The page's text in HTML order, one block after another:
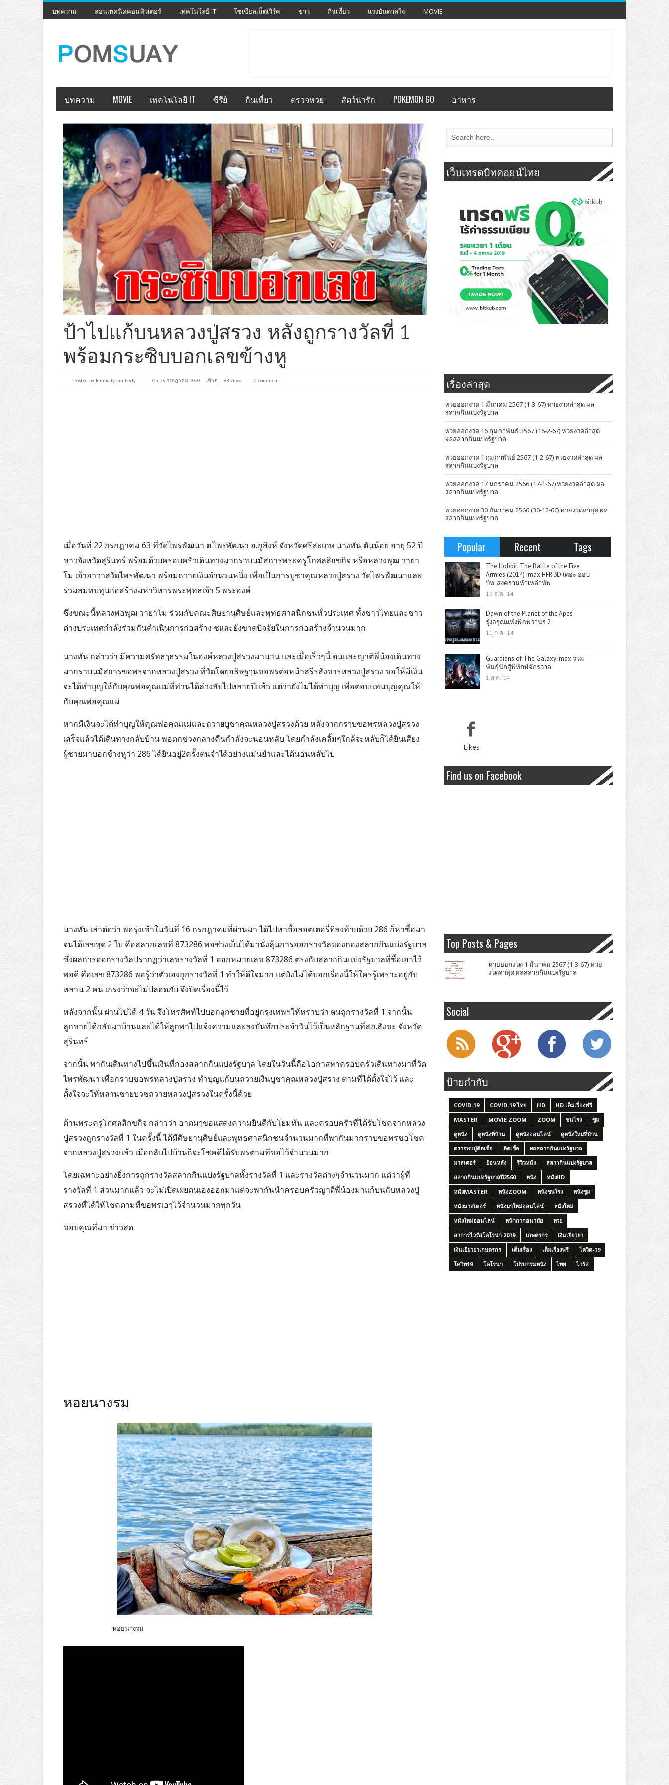
บทความ สอนเทคนิคคอมพิวเตอร์ เทคโนโลยี IT โซเชียลเน็ตเวิร์ค ข่าว กินเที่ยว แรงบันดาลใจ MOVIE
บทความ MOVIE เทคโนโลยี IT ซีรีย์ กินเที่ยว ตรวจหวย สัตว์น่ารัก POKEMON GO อาหาร
ป้าไปแก้บนหลวงปู่สรวง หลังถูกรางวัลที่ 1
พร้อมกระซิบบอกเลขข้างหู
Posted by kimberly kimberly On 23 กรกฎาคม 2020 เข้าดู 98 views 0 Comment
เมื่อวันที่ 22 กรกฎาคม 63 ที่วัดไพรพัฒนา ต.ไพรพัฒนา อ.ภูสิงห์ จังหวัดศรีสะเกษ นางทัน ตันน้อย อายุ 52 ปี
ชาวจังหวัดสุรินทร์ พร้อมด้วยครอบครัวเดินทางมากราบนมัสการพระครูโกศลสิกขกิจ หรือหลวงพุฒ วายา
โม เจ้าอาวาสวัดไพรพัฒนา พร้อมถวายเงินจำนวนหนึ่ง เพื่อเป็นการบูชาคุณหลวงปู่สรวง วัดไพรพัฒนาและ
ร่วมสมทบทุนก่อสร้างมหาวิหารพระพุทธเจ้า 5 พระองค์
ซึ่งขณะนี้หลวงพ่อพุฒ วายาโม ร่วมกับคณะศิษยานุศิษย์และพุทธศาสนิกชนทั่วประเทศ ทั้งชาวไทยและชาว
ต่างประเทศกำลังร่วมกันดำเนินการก่อสร้าง ชและยังขาดปัจจัยในการก่อสร้างจำนวนมาก
นางทัน กล่าวว่า มีความศรัทธๅธรรมในองค์หลวงปู่สรวงมานาน และเมื่อเร็วๆนี้ ตนและญาติพี่น้องเดินทาง
มากราบนมัสการขอพรจากหลวงปู่สรวง ที่วัดโดยอธิษฐๅนขอพรต่อหน้าสรีรสังขารหลวงปู่สรวง ขอให้มีเงิน
จะได้ทำบุญให้กับคุณพ่อคุณเเม่ที่ท่านได้ล่วงลับไปหลายปีแล้ว เเต่ว่ายังไม่ได้ทำบุญ เพื่อตอบแทนบุญคุณให้
กับคุณพ่อคุณเเม่
หากมีเงินจะได้ทำบุญให้คุณพ่อคุณเเม่เเละถวายบูชาคุณหลวงปู่สรวงด้วย หลังจากกรๅบขอพรหลวงปู่สรวง
เสร็จแล้วได้เดินทางกลับบ้าน พอตกช่วงกลางคืนกำลังจะนอนหลับ โดยกำลังเคลิ้มๆใกล้จะหลับก็ได้ยินเสียง
ผู้ชายมาบอกข้างหูว่า 286 ได้ยินอยู่2ครั้งตนจำได้อย่างแม่นยำและได้นอนหลับไป
นางทัน เล่าต่อว่า พอรุ่งเช้าในวันที่ 16 กรกฎาคมที่ผ่านมา ได้ไปหาซื้อลอตเตอรี่ที่ลงท้ายด้วย 286 ก็หาซื้อมา
จนได้เลขชุด 2 ใบ คือสลากเลขที่ 873286 พอช่วงเย็นได้มานั่งลุ้นการออกรางวัลของกองสลากกินแบ่งรัฐบาล
ซึ่งผลการออกรางวัลปรากฏว่าเลขรางวัลที่ 1 ออกหมายเลข 873286 ตรงกับสลากกินแบ่งรัฐบาลที่ซื้อเอาไว้
พอดี คือเลข 873286 พอรู้ว่าตัวเองถูกรางวัลที่ 1 ทำให้ดีใจมาก แต่ยังไม่ได้บอกเรื่องนี้ให้ใครรู้เพราะอยู่กับ
หลาน 2 คน เกรงว่าจะไม่ปลอดภัย จึงปิดเรื่องนี้ไว้
หลังจากนั้น ผ่านไปได้ 4 วัน จึงโทรศัพท์ไปบอกลูกชายที่อยู่กรุงเทพฯให้ทราบว่า ตนถูกรางวัลที่ 1 จากนั้น
ลูกชายได้กลับมาบ้านและได้ให้ลูกพาไปแจ้งความและลงบันทึกประจำวันไว้เป็นหลักฐานที่สภ.สังขะ จังหวัด
สุรินทร์
จากนั้น พากันเดินทางไปขึ้นเงินที่กองสลากกินแบ่งรัฐบๅล โดยในวันนี้ถือโอกาสพาครอบครัวเดินทางมาที่วัด
ไพรพัฒนา เพื่อกราบขอพรหลวงปู่สรวง ทำบุญเเก้บนถวายเงินบูชาคุณหลวงปู่สรวง ตามที่ได้ตั้งใจไว้ เเละ
ตั้งใจจะให้หลานชายบวชถวายหลวงปู่สรวงในครั้งนี้ด้วย
ด้านพระครูโกศลสิกขกิจ กล่าวว่า อาตมๅขอแสดงความยินดีกับโยมทัน และครอบครัวที่ได้รับโชคจากหลวง
ปู่สรวงถูกรางวัลที่ 1 ในครั้งนี้ ได้มีศิษยานุศิษย์และพุทธศาสนิกชนจำนวนมากที่พากันมากราบขอพรขอโชค
จากหลวงปู่สรวงแล้ว เมื่อกลับไปบ้านก็จะโชคดีได้รับพรตามที่ขอไว้จำนวนมาก
โดยเฉพาะอย่างยิ่งการถูกรางวัลสลากกินแบ่งรัฐบาลทั้งรางวัลที่ 1 และรางวัลต่างๆจำนวนมาก แต่ว่าผู้ที่
รางวัลที่ 1 ส่วนมากแล้ว จะไม่เปิดเผยตนเองออกมาแต่จะพากันนำครอบครัวญาติพี่น้องมาแก้บนกับหลวงปู่
สรวงที่ได้ให้โชคตามที่ขอพรเอๅไว้จำนวนมากทุกวัน
ขอบคุณที่มา ข่าวสด
หอยนางรม
หอยนางรม
เว็บเทรดบิทคอยน์ไทย
เรื่องล่าสุด
หวยออกงวด 1 มีนาคม 2567 (1-3-67) หวยงวดล่าสุด ผล
สลากกินแบ่งรัฐบาล
หวยออกงวด 16 กุมภาพันธ์ 2567 (16-2-67) หวยงวดล่าสุด
ผลสลากกินแบ่งรัฐบาล
หวยออกงวด 1 กุมภาพันธ์ 2567 (1-2-67) หวยงวดล่าสุด ผล
สลากกินแบ่งรัฐบาล
หวยออกงวด 17 มกราคม 2566 (17-1-67) หวยงวดล่าสุด ผล
สลากกินแบ่งรัฐบาล
หวยออกงวด 30 ธันวาคม 2566 (30-12-66) หวยงวดล่าสุด ผล
สลากกินแบ่งรัฐบาล
Popular Recent Tags
The Hobbit: The Battle of the Five
Armies (2014) imax HFR 3D เดอะ ฮอบ
บิท: สงครามห้าเหล่าทัพ
19 ธ.ค. '14
Dawn of the Planet of the Apes
รุ่งอรุณแห่งพิภพวานร 2
11 ก.ค. '14
Guardians of The Galaxy imax รวม
พันธุ์นักสู้พิทักษ์จักรวาล
1 ส.ค. '14
Likes
Find us on Facebook
Top Posts & Pages
หวยออกงวด 1 มีนาคม 2567 (1-3-67) หวย
งวดล่าสุด ผลสลากกินแบ่งรัฐบาล
Social
ป้ายกำกับ
COVID-19 COVID-19 ไทย HD
HD เต็มเรื่องฟรี
MASTER
MOVIE ZOOM ZOOM ชนโรง
ซูม
ดูหนัง
ดูหนังที่บ้าน ดูหนังออนไลน์
ดูหนังใหม่ที่บ้าน
ตรวจพบปู่ติดเชื้อ
ติดเชื้อ
ผลสลากกินแบ่งรัฐบาล
มาสเตอร์
ย้อนหลัง รีวิวหนัง
สลากกินแบ่งรัฐบาล
สลากกินแบ่งรัฐบาลปี2560
หนัง
หนังHD
หนังMASTER
หนังZOOM หนังชนโรง
หนังซูม
หนังมาสเตอร์
หนังมาใหม่ออนไลน์
หนังใหม่
หนังใหม่ออนไลน์
หน้ากากอนามัย
หวย
อาการไวรัสโคโรน่า 2019
เกษตรกร
เงินเยียวยา
เงินเยียวยาเกษตรกร
เต็มเรื่อง เต็มเรื่องฟรี
โควิด-19
โควิท19
โคโรนา โปรแกรมหนัง ไทย ไวรัส